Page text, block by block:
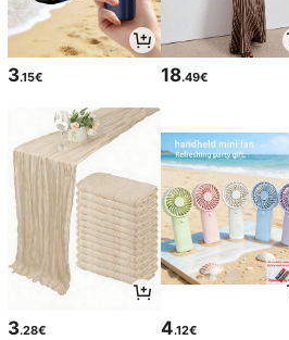
3.15€ 18.49€
3.28€ 4.12€